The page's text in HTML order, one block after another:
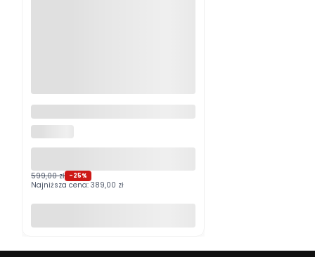
Logitech MX Master 4
Grafitowy PROMOCJA
599,00 zł -25%
Najniższa cena: 389,00 zł